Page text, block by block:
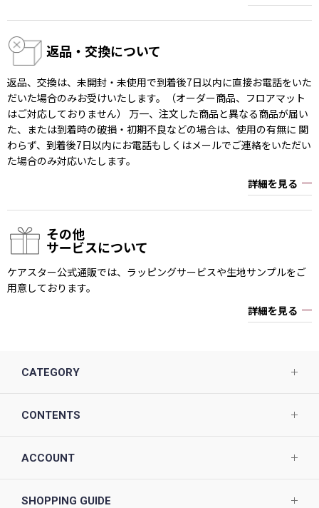
返品・交換について
返品、交換は、未開封・未使用で到着後7日以内に直接お電話をいた
だいた場合のみお受けいたします。（オーダー商品、フロアマット
はご対応しておりません） 万一、注文した商品と異なる商品が届い
た、または到着時の破損・初期不良などの場合は、使用の有無に 関
わらず、到着後7日以内にお電話もしくはメールでご連絡をいただい
た場合のみ対応いたします。
詳細を見る
その他
サービスについて
ケアスター公式通販では、ラッピングサービスや生地サンプルをご
用意しております。
詳細を見る
CATEGORY
CONTENTS
ACCOUNT
SHOPPING GUIDE